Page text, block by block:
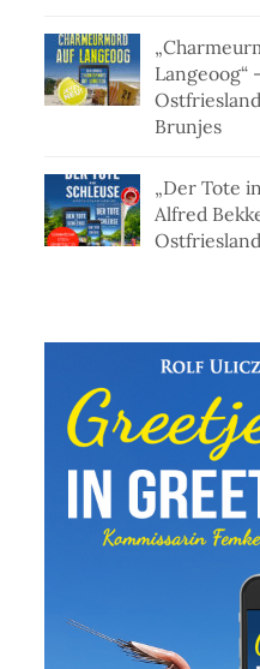
Langeoog“
Brunjes
„Der Tote
Alfred